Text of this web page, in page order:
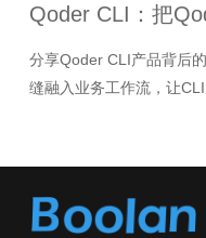
Qoder CLI：把
分享Qoder CLI产品背后
缝融入业务工作流，让